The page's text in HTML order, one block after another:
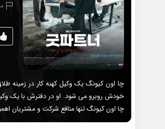
چا اون کیونگ یک وکیل کهنه کار در زمینه
خودش روبرو می شود. او در دفترش با یک
چا اون کیونگ تنها منافع شرکت و مشتریان